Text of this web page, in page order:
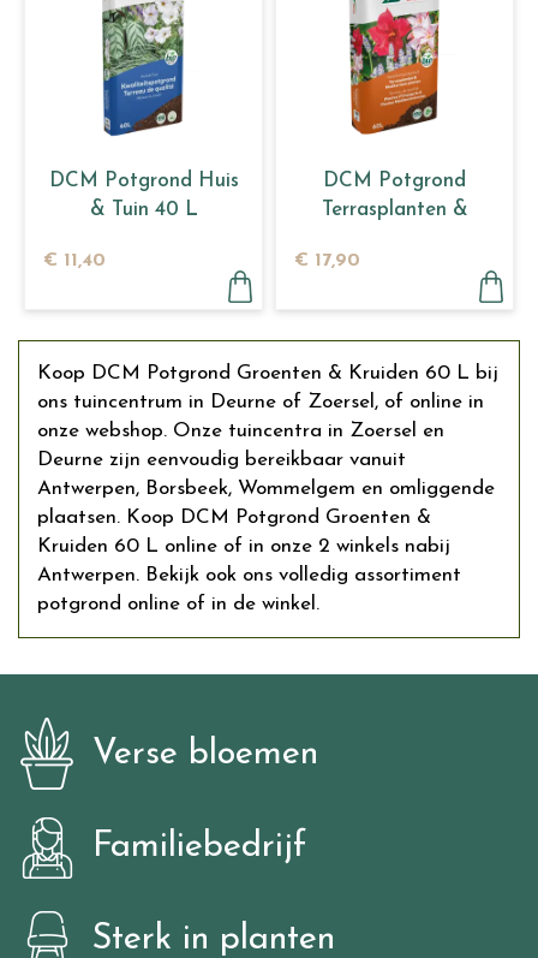
DCM Potgrond Huis
& Tuin 40 L
€ 11 ,40
DCM Potgrond
Terrasplanten &
€ 17,90
Koop DCM Potgrond Groenten & Kruiden 60 L bij
ons tuincentrum in Deurne of Zoersel, of online in
onze webshop. Onze tuincentra in Zoersel en
Deurne zijn eenvoudig bereikbaar vanuit
Antwerpen, Borsbeek, Wommelgem en omliggende
plaatsen. Koop DCM Potgrond Groenten &
Kruiden 60 L online of in onze 2 winkels nabij
Antwerpen. Bekijk ook ons volledig assortiment
potgrond online of in de winkel.
Verse bloemen
Familiebedrijf
Sterk in planten